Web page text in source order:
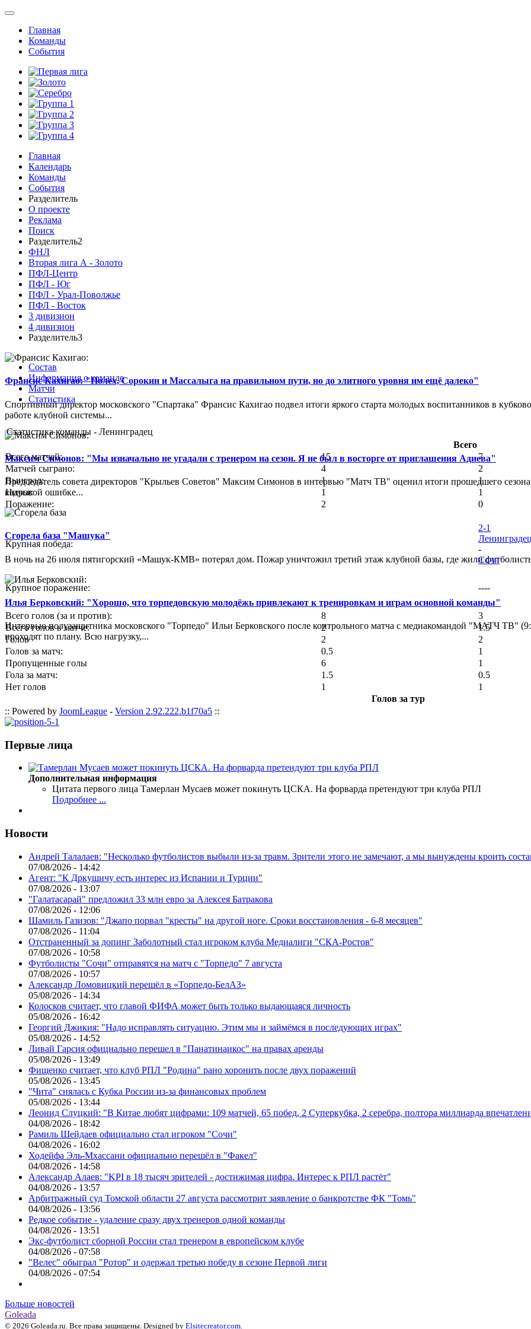
Главная
Команды
События
Главная
Календарь
Команды
События
Разделитель
О проекте
Реклама
Поиск
Разделитель2
ФНЛ
Вторая лига А - Золото
ПФЛ-Центр
ПФЛ - Юг
ПФЛ - Урал-Поволжье
ПФЛ - Восток
3 дивизион
4 дивизион
Разделитель3
Франсис Кахигао: "Полех, Сорокин и Массалыга на правильном пути, но до элитного уровня им ещё далеко"
Спортивный директор московского "Спартака" Франсис Кахигао подвел итоги яркого старта молодых воспитанников в
работе клубной системы...
Максим Симонов: "Мы изначально не угадали с тренером на сезон. Я не был в восторге от приглашения Адиева"
Председатель совета директоров "Крыльев Советов" Максим Симонов в интервью "Матч ТВ" оценил итоги прошедшего сезона
кадровой ошибке...
Сгорела база "Машука"
В ночь на 26 июля пятигорский «Машук-КМВ» потерял дом. Пожар уничтожил третий этаж клубной базы, где жили
Илья Берковский: "Хорошо, что торпедовскую молодёжь привлекают к тренировкам и играм основной команды"
Интервью полузащитника московского "Торпедо" Ильи Берковского после контрольного матча с медиакомандой "МАТЧ ТВ"
проходят по плану. Всю нагрузку,...
Состав
Информация о команде
Матчи
Статистика
Статистика команды - Ленинградец
Всего
Всего матчей:
15
7
Матчей сыграно:
4
2
Выиграл:
1
1
Ничья:
1
1
Поражение:
2 0
Крупная победа:
2-1
-
Сочи
Крупное поражение: ----
Всего голов (за и против): 8
3
Всего голов в матче:
2
1.5
Голов
2
2
Голов за матч:
0.5
1
Пропущенные голы
6
1
Гола за матч:
1.5
0.5
Нет голов
1
1
Голов за тур
:: Powered by JoomLeague - Version 2.92.222.b1f70a5 ::
Первые лица
Дополнительная информация
Цитата первого лица Тамерлан Мусаев может покинуть ЦСКА. На форварда претендуют три клуба РПЛ
Подробнее ...
Новости
Андрей Талалаев: "Несколько футболистов выбыли из-за травм. Зрители этого не замечают, а мы вынуждены кроить
07/08/2026 - 14:42
Агент: "К Дркушичу есть интерес из Испании и Турции"
07/08/2026 - 13:07
"Галатасарай" предложил 33 млн евро за Алексея Батракова
07/08/2026 - 12:06
Шамиль Газизов: "Джапо порвал "кресты" на другой ноге. Сроки восстановления - 6-8 месяцев"
07/08/2026 - 11:04
Отстраненный за допинг Заболотный стал игроком клуба Медиалиги "СКА-Ростов"
07/08/2026 - 10:58
Футболисты "Сочи" отправятся на матч с "Торпедо" 7 августа
07/08/2026 - 10:57
Александр Ломовицкий перешёл в «Торпедо-БелАЗ»
05/08/2026 - 14:34
Колосков считает, что главой ФИФА может быть только выдающаяся личность
05/08/2026 - 16:42
Георгий Джикия: "Надо исправлять ситуацию. Этим мы и займёмся в последующих играх"
05/08/2026 - 14:52
Ливай Гарсия официально перешел в "Панатинаикос" на правах аренды
05/08/2026 - 13:49
Фищенко считает, что клуб РПЛ "Родина" рано хоронить после двух поражений
05/08/2026 - 13:45
"Чита" снялась с Кубка России из-за финансовых проблем
05/08/2026 - 13:44
Леонид Слуцкий: "В Китае любят цифрами: 109 матчей, 65 побед, 2 Суперкубка, 2 серебра, полтора миллиарда
04/08/2026 - 18:42
Рамиль Шейдаев официально стал игроком "Сочи"
04/08/2026 - 16:02
Ходейфа Эль-Мхассани официально перешёл в "Факел"
04/08/2026 - 14:58
Александр Алаев: "KPI в 18 тысяч зрителей - достижимая цифра. Интерес к РПЛ растёт"
04/08/2026 - 13:57
Арбитражный суд Томской области 27 августа рассмотрит заявление о банкротстве ФК "Томь"
04/08/2026 - 13:56
Редкое событие - удаление сразу двух тренеров одной команды
04/08/2026 - 13:51
Экс-футболист сборной России стал тренером в европейском клубе
04/08/2026 - 07:58
"Велес" обыграл "Ротор" и одержал третью победу в сезоне Первой лиги
04/08/2026 - 07:54
Больше новостей
Goleada
© 2026 Goleada.ru. Все права защищены. Designed by Elsitecreator.com